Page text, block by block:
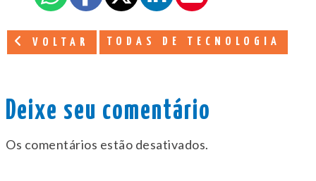
VOLTAR TODAS DE TECNOLOGIA
Deixe seu comentário
Os comentários estão desativados.